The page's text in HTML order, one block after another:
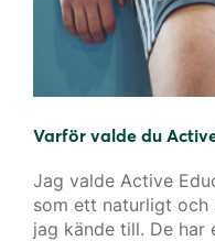
Varför valde du
Jag valde Active
som ett naturligt
jag kände till. De